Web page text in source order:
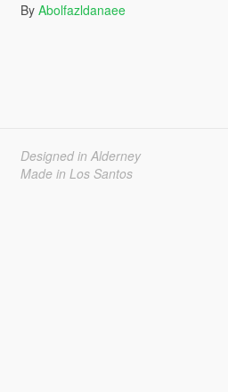
By Abolfazldanaee
Designed in Alderney
Made in Los Santos